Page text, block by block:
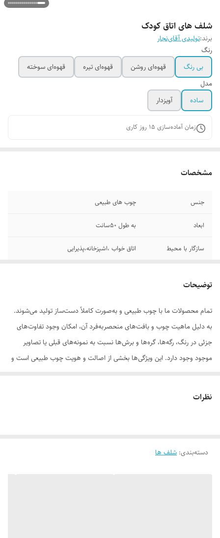
شلف های اتاق کودک
برند:تولیدی آقای‌نجار
رنگ
بی رنگ
قهوه‌ای روشن قهوه‌ای تیره
قهوه‌ای سوخته
مدل
ساده
آویزدار
زمان آماده‌سازی 15 روز کاری
مشخصات
جنس چوب های طبیعی
ابعاد به طول ۵۰سانت
سازگار با محیط اتاق خواب ،اشپزخانه،پذیرایی
توضیحات
تمام محصولات ما با چوب طبیعی و به‌صورت کاملاً دست‌ساز تولید می‌شوند.
به دلیل ماهیت چوب و بافت‌های منحصر‌به‌فرد آن، امکان وجود تفاوت‌های
جزئی در رنگ، رگه‌ها، گره‌ها و برش‌ها نسبت به نمونه‌های قبلی یا تصاویر
موجود وجود دارد. این ویژگی‌ها بخشی از اصالت و هویت چوب طبیعی است و
سفارش به‌منزله‌ی پذیرش این موارد و آگاهی از ویژگی‌های طبیعی چوب هست
نظرات
دسته‌بندی: شلف ها